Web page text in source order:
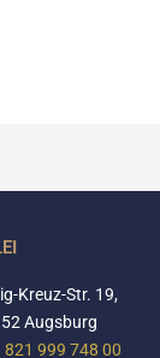
Kreuz-Str. 19,
Augsburg
821 999 748 00